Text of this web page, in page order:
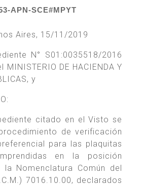
APN-SCE#MPYT
Aires, 15/11/2019
N° S01:0035518/2016
DE HACIENDA Y
y
citado en el Visto se
de verificación
para las plaquitas
en la posición
la Nomenclatura Común del
7016.10.00, declarados